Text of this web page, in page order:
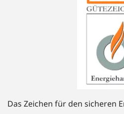
Das Zeichen für den sicheren